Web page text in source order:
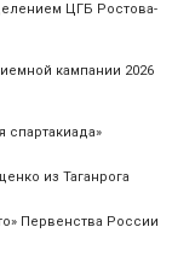
ЦГБ Ростова-
кампании 2026
спартакиада»
из Таганрога
Первенства России